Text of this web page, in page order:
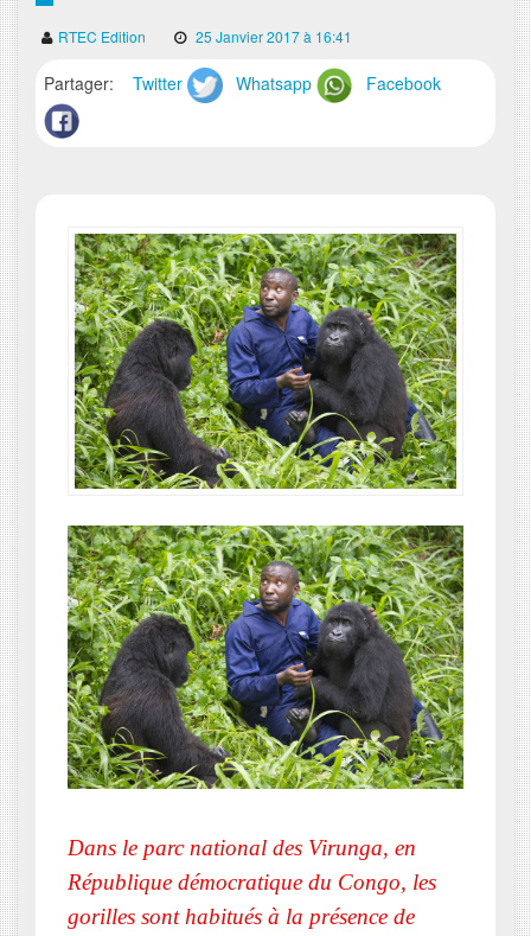
RTEC Edition 25 Janvier 2017 à 16:41
Partager: Twitter Whatsapp Facebook
Dans le parc national des Virunga, en
République démocratique du Congo, les
gorilles sont habitués à la présence de